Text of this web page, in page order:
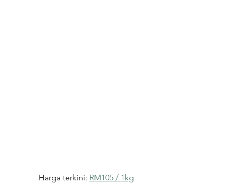
Harga terkini: RM105 / 1kg